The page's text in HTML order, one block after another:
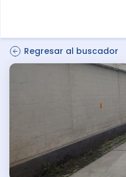
Regresar al buscador